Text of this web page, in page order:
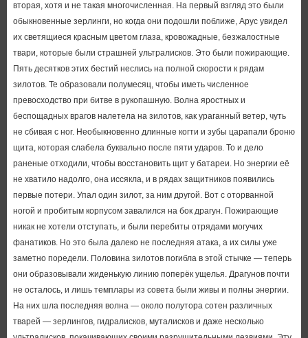
вторая, хотя и не такая многочисленная. На первый взгляд это были
обыкновенные зерлинги, но когда они подошли поближе, Арус увидел
их светящиеся красным цветом глаза, кровожадные, безжалостные
твари, которые были страшней ультралисков. Это были пожирающие.
Пять десятков этих бестий неслись на полной скорости к рядам
зилотов. Те образовали полумесяц, чтобы иметь численное
превосходство при битве в рукопашную. Волна яростных и
беспощадных врагов налетела на зилотов, как ураганный ветер, чуть
не сбивая с ног. Необыкновенно длинные когти и зубы царапали броню
щита, которая слабела буквально после пяти ударов. То и дело
раненые отходили, чтобы восстановить щит у батареи. Но энергии её
не хватило надолго, она иссякла, и в рядах защитников появились
первые потери. Упал один зилот, за ним другой. Вот с оторванной
ногой и пробитым корпусом завалился на бок драгун. Пожирающие
никак не хотели отступать, и были перебиты отрядами могучих
фанатиков. Но это была далеко не последняя атака, а их силы уже
заметно поредели. Половина зилотов погибла в этой стычке — теперь
они образовывали жиденькую линию поперёк ущелья. Драгунов почти
не осталось, и лишь темплары из совета были живы и полны энергии.
На них шла последняя волна — около полутора сотен различных
тварей — зерлингов, гидралисков, муталисков и даже несколько